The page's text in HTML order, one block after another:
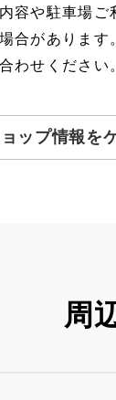
容や駐車場ご
合があります
わせください
ップ情報を
周